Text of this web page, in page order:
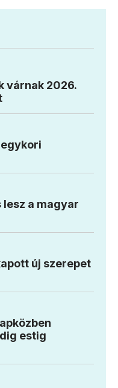
várnak 2026.
lesz a magyar
új szerepet
estig